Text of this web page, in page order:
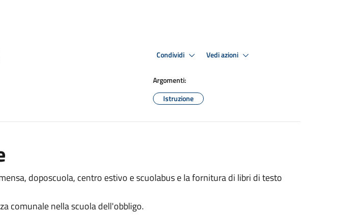
Condividi Vedi azioni
Argomenti:
Istruzione
doposcuola, centro estivo e scuolabus e la fornitura di libri di testo
comunale nella scuola dell'obbligo.